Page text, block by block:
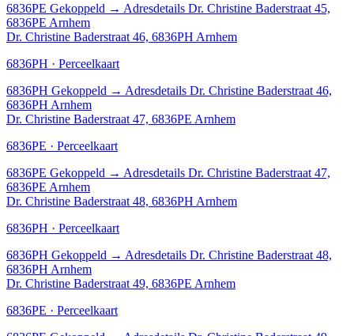
6836PE Gekoppeld → Adresdetails Dr. Christine Baderstraat 45,
6836PE Arnhem
Dr. Christine Baderstraat 46, 6836PH Arnhem
6836PH · Perceelkaart
6836PH Gekoppeld → Adresdetails Dr. Christine Baderstraat 46,
6836PH Arnhem
Dr. Christine Baderstraat 47, 6836PE Arnhem
6836PE · Perceelkaart
6836PE Gekoppeld → Adresdetails Dr. Christine Baderstraat 47,
6836PE Arnhem
Dr. Christine Baderstraat 48, 6836PH Arnhem
6836PH · Perceelkaart
6836PH Gekoppeld → Adresdetails Dr. Christine Baderstraat 48,
6836PH Arnhem
Dr. Christine Baderstraat 49, 6836PE Arnhem
6836PE · Perceelkaart